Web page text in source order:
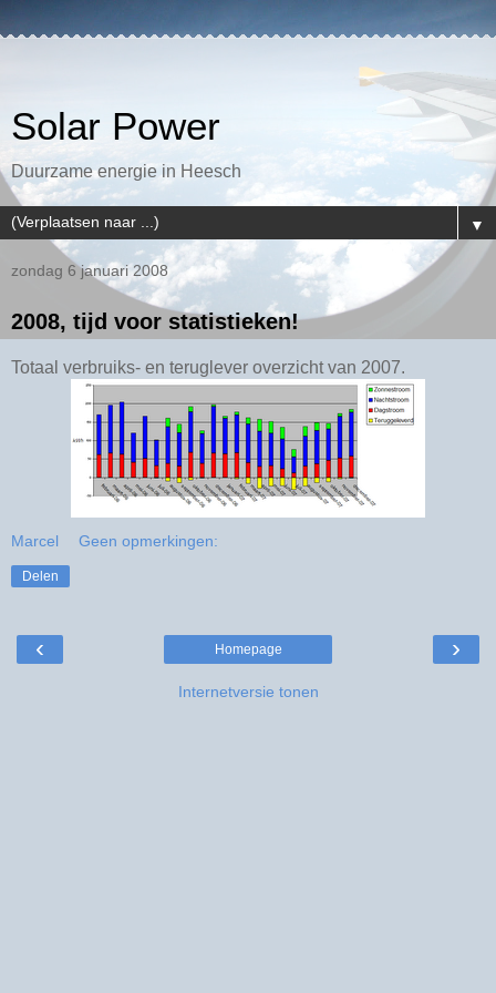
Solar Power
Duurzame energie in Heesch
▼
zondag 6 januari 2008
2008, tijd voor statistieken!
Totaal verbruiks- en teruglever overzicht van 2007.
Marcel Geen opmerkingen:
Delen
‹ ›
Homepage
Internetversie tonen